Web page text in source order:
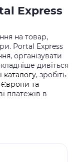
Express
на товар,
Portal Express
організувати
дивіться
каталогу, зробіть
та
платежів в